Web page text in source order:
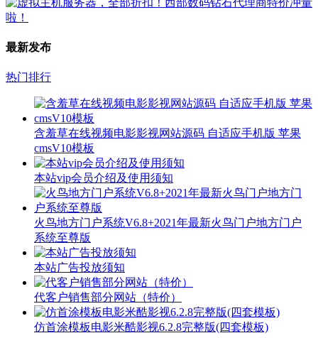
最新发布
热门排行
含羞草在线视频电影影视网站源码 自适应手机版 苹果
cmsV10模板
本站vip会员介绍及使用须知
火鸟地方门户系统V6.8+2021年最新火鸟门户地方门户
系统至尊版
本站广告投放须知
代客户销售部分网站（特价）
仿首涂模板电影米酷影视6.2.8完整版(四套模板)